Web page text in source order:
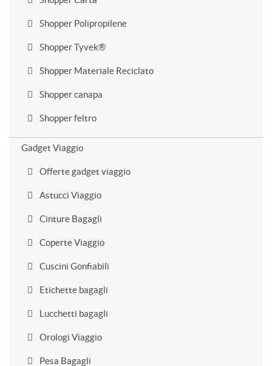
Shopper Polipropilene
Shopper Tyvek®
Shopper Materiale Reciclato
Shopper canapa
Shopper feltro
Gadget Viaggio
Offerte gadget viaggio
Astucci Viaggio
Cinture Bagagli
Coperte Viaggio
Cuscini Gonfiabili
Etichette bagagli
Lucchetti bagagli
Orologi Viaggio
Pesa Bagagli